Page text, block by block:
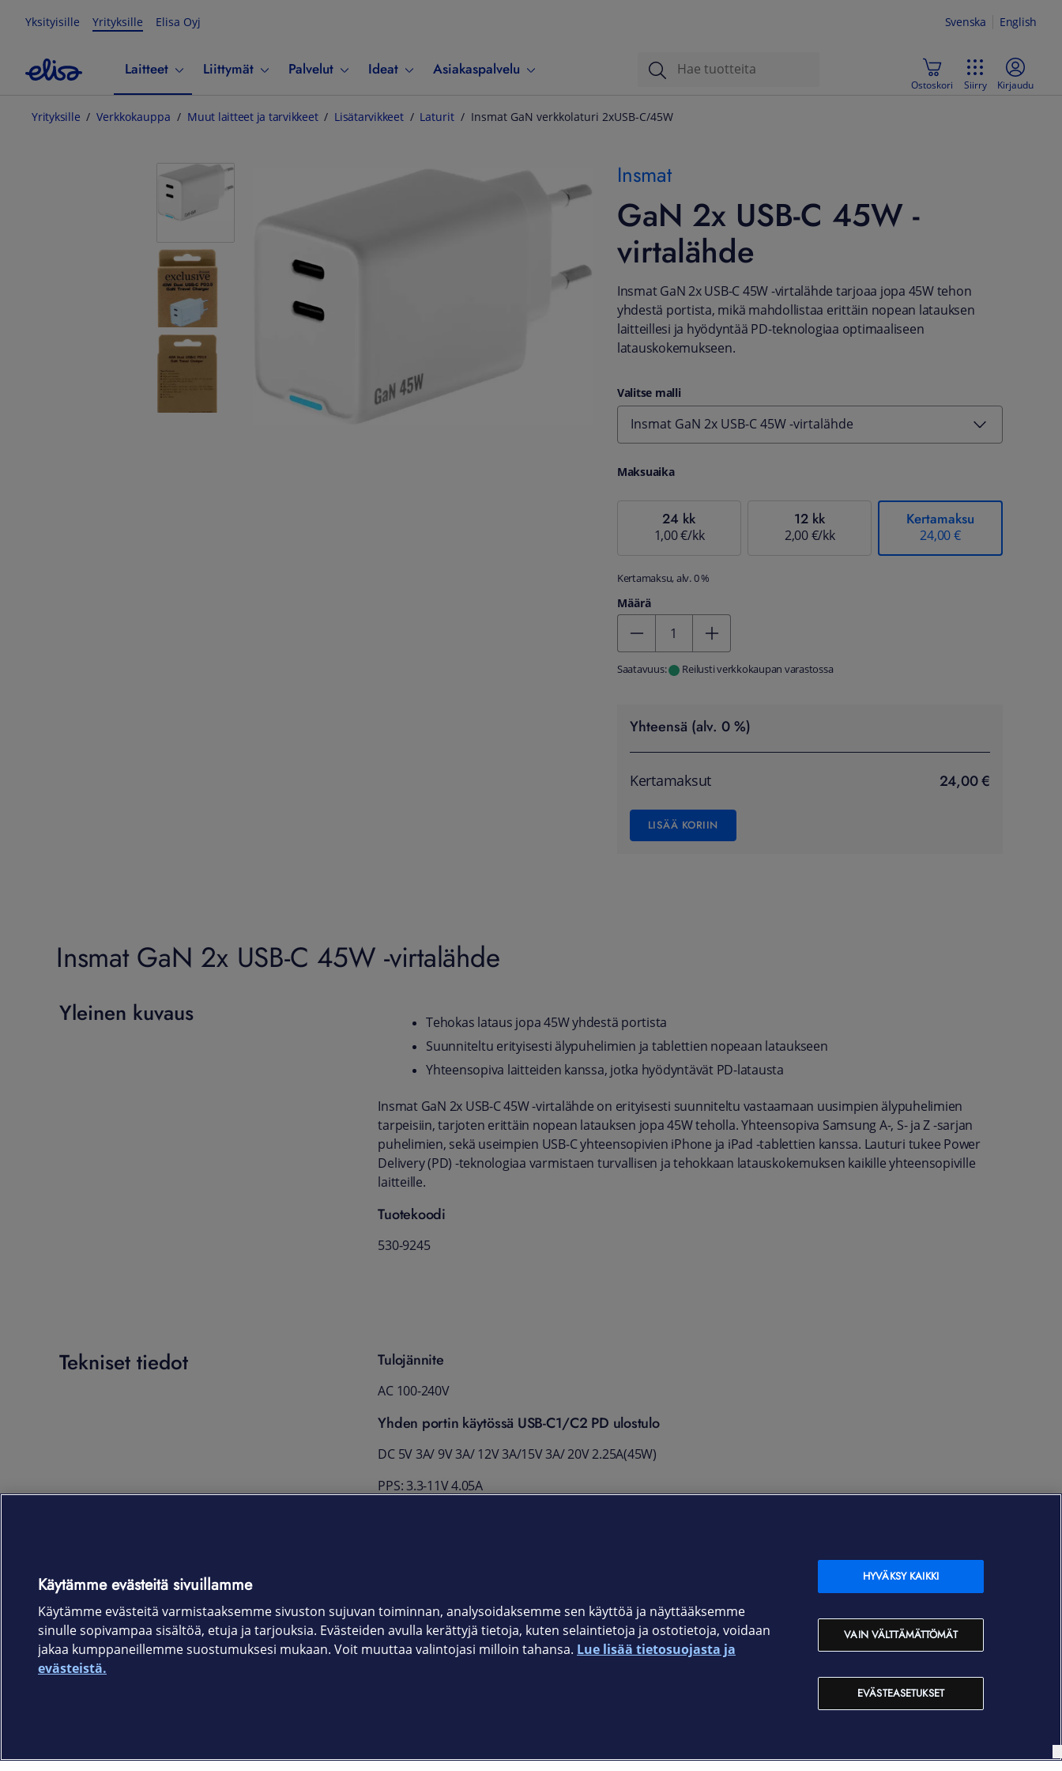
Yksityisille Yrityksille Elisa Oyj Svenska English
Laitteet Liittymät Palvelut Ideat Asiakaspalvelu
Ostoskori Siirry Kirjaudu
Yrityksille Verkkokauppa Muut laitteet ja tarvikkeet Lisätarvikkeet Laturit Insmat GaN verkkolaturi 2xUSB-C/45W
Insmat
GaN 2x USB-C 45W -
virtalähde
Insmat GaN 2x USB-C 45W -virtalähde tarjoaa jopa 45W tehon
yhdestä portista, mikä mahdollistaa erittäin nopean latauksen
laitteillesi ja hyödyntää PD-teknologiaa optimaaliseen
latauskokemukseen.
Valitse malli
Insmat GaN 2x USB-C 45W -virtalähde
Maksuaika
24 kk
1,00 €/kk
12 kk
2,00 €/kk
Kertamaksu
24,00 €
Kertamaksu, alv. 0 %
Määrä
Saatavuus: Reilusti verkkokaupan varastossa
Yhteensä (alv. 0 %)
Kertamaksut 24,00 €
LISÄÄ KORIIN
Insmat GaN 2x USB-C 45W -virtalähde
Yleinen kuvaus
Tehokas lataus jopa 45W yhdestä portista
Suunniteltu erityisesti älypuhelimien ja tablettien nopeaan lataukseen
Yhteensopiva laitteiden kanssa, jotka hyödyntävät PD-latausta
Insmat GaN 2x USB-C 45W -virtalähde on erityisesti suunniteltu vastaamaan uusimpien älypuhelimien
tarpeisiin, tarjoten erittäin nopean latauksen jopa 45W teholla. Yhteensopiva Samsung A-, S- ja Z -sarjan
puhelimien, sekä useimpien USB-C yhteensopivien iPhone ja iPad -tablettien kanssa. Lauturi tukee Power
Delivery (PD) -teknologiaa varmistaen turvallisen ja tehokkaan latauskokemuksen kaikille yhteensopiville
laitteille.
Tuotekoodi
530-9245
Tekniset tiedot Tulojännite
AC 100-240V
Yhden portin käytössä USB-C1/C2 PD ulostulo
DC 5V 3A/ 9V 3A/ 12V 3A/15V 3A/ 20V 2.25A(45W)
PPS: 3.3-11V 4.05A
Käytämme evästeitä sivuillamme
Käytämme evästeitä varmistaaksemme sivuston sujuvan toiminnan, analysoidaksemme sen käyttöä ja näyttääksemme
sinulle sopivampaa sisältöä, etuja ja tarjouksia. Evästeiden avulla kerättyjä tietoja, kuten selaintietoja ja ostotietoja, voidaan
jakaa kumppaneillemme suostumuksesi mukaan. Voit muuttaa valintojasi milloin tahansa. Lue lisää tietosuojasta ja
evästeistä.
EVÄSTEASETUKSET
VAIN VÄLTTÄMÄTTÖMÄT
HYVÄKSY KAIKKI